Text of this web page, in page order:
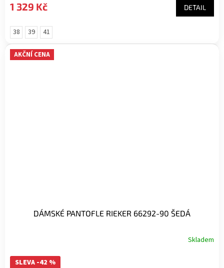
1 329 Kč DETAIL
38 39 41
AKČNÍ CENA
DÁMSKÉ PANTOFLE RIEKER 66292-90 ŠEDÁ
Skladem
SLEVA -42 %